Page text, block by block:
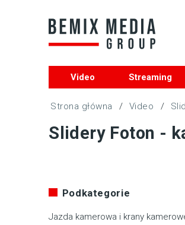
Video Streaming
/ Video /
Slidery Foton -
Podkategorie
Jazda kamerowa i krany